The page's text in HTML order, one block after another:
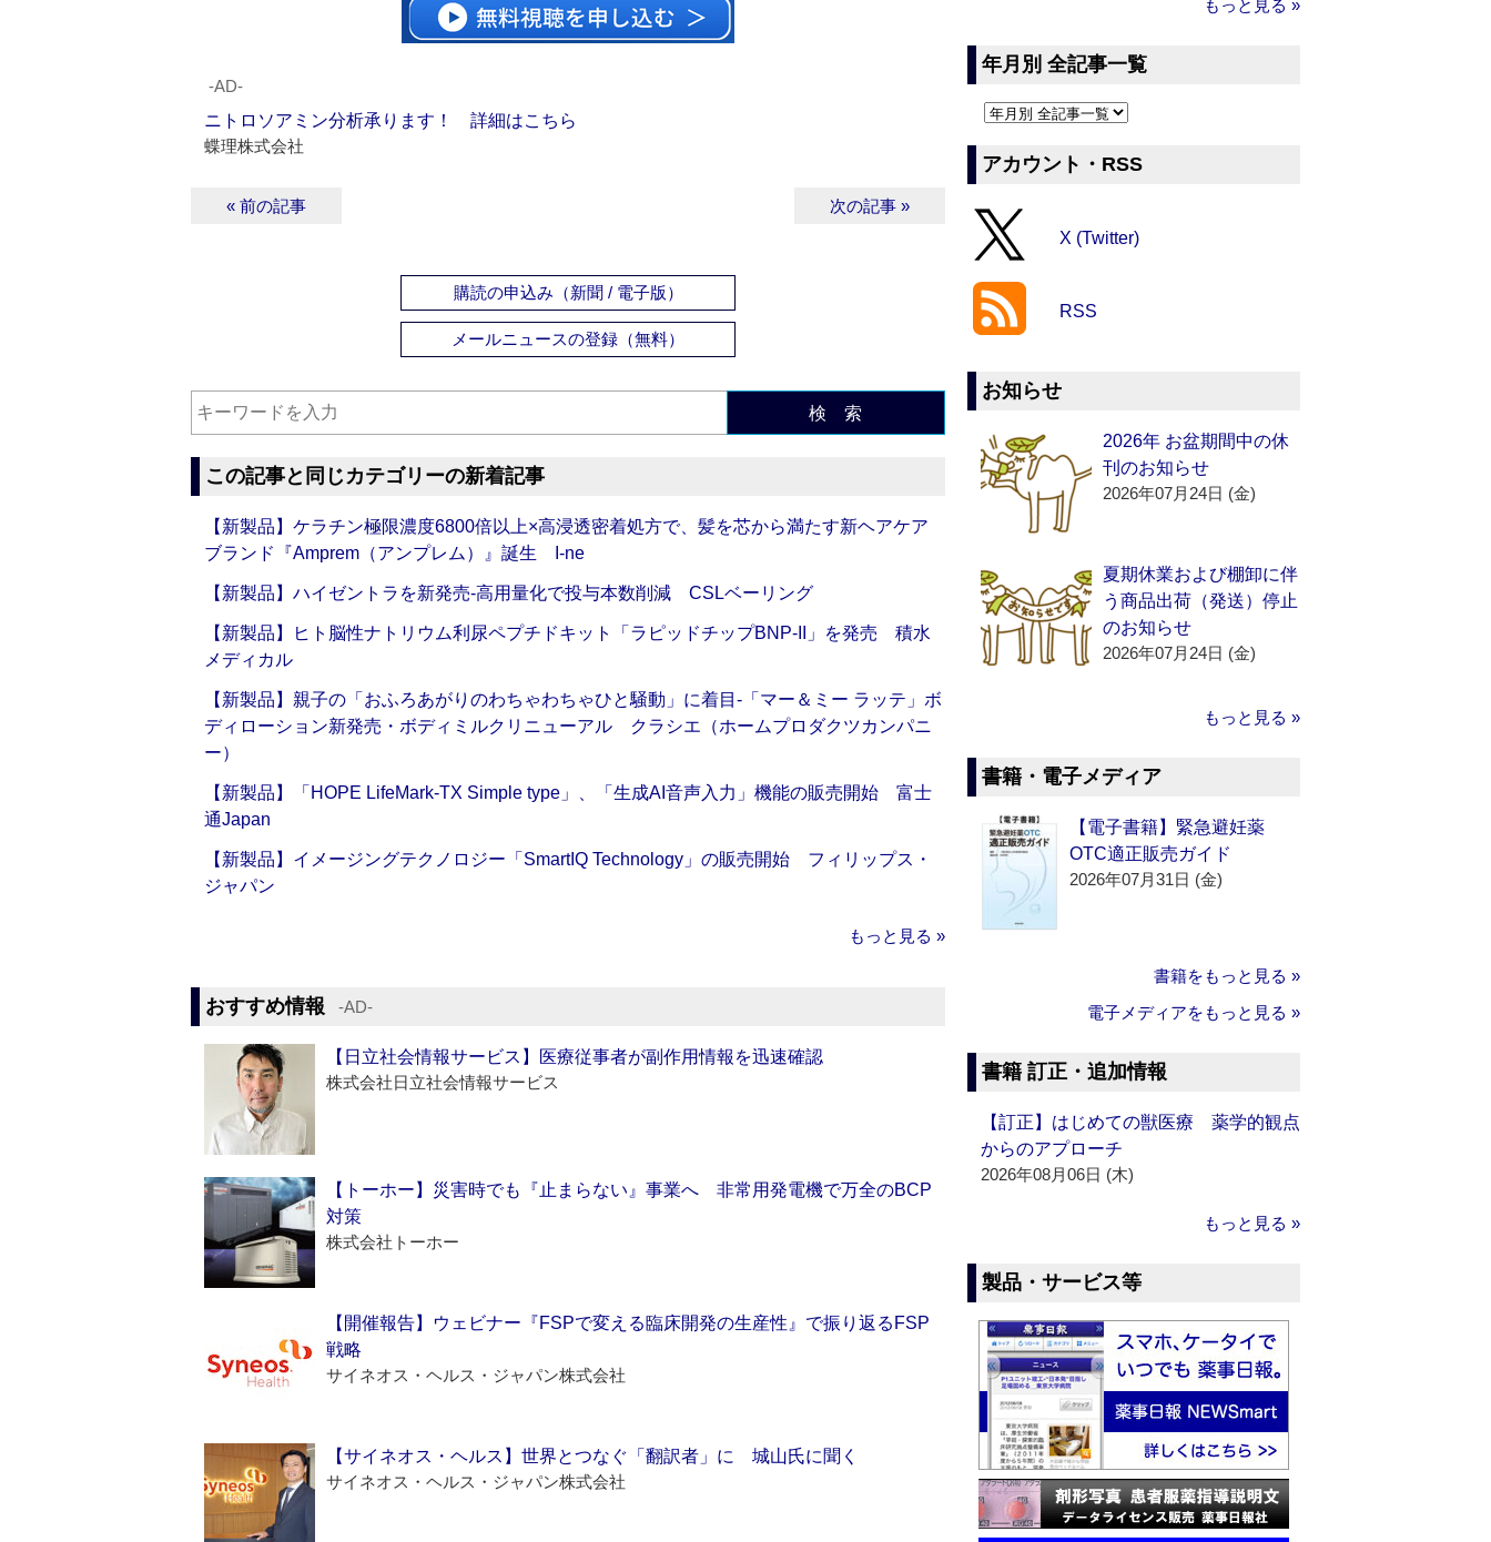
‐AD‐
ニトロソアミン分析承ります！ 詳細はこちら
蝶理株式会社
« 前の記事 次の記事 »
購読の申込み（新聞 / 電子版）
メールニュースの登録（無料）
検 索
この記事と同じカテゴリーの新着記事
【新製品】ケラチン極限濃度6800倍以上×高浸透密着処方で、髪を芯から満たす新ヘアケア
ブランド『Amprem（アンプレム）』誕生 I-ne
【新製品】ハイゼントラを新発売‐高用量化で投与本数削減 CSLベーリング
【新製品】ヒト脳性ナトリウム利尿ペプチドキット「ラピッドチップBNP-II」を発売 積水
メディカル
【新製品】親子の「おふろあがりのわちゃわちゃひと騒動」に着目‐「マー＆ミー ラッテ」ボ
ディローション新発売・ボディミルクリニューアル クラシエ（ホームプロダクツカンパニ
ー）
【新製品】「HOPE LifeMark-TX Simple type」、「生成AI音声入力」機能の販売開始 富士
通Japan
【新製品】イメージングテクノロジー「SmartIQ Technology」の販売開始 フィリップス・
ジャパン
もっと見る »
おすすめ情報 ‐AD‐
【日立社会情報サービス】医療従事者が副作用情報を迅速確認
株式会社日立社会情報サービス
【トーホー】災害時でも『止まらない』事業へ 非常用発電機で万全のBCP
対策
株式会社トーホー
【開催報告】ウェビナー『FSPで変える臨床開発の生産性』で振り返るFSP
戦略
サイネオス・ヘルス・ジャパン株式会社
【サイネオス・ヘルス】世界とつなぐ「翻訳者」に 城山氏に聞く
サイネオス・ヘルス・ジャパン株式会社
もっと見る »
年月別 全記事一覧
アカウント・RSS
X (Twitter)
RSS
お知らせ
2026年 お盆期間中の休
刊のお知らせ
2026年07月24日 (金)
夏期休業および棚卸に伴
う商品出荷（発送）停止
のお知らせ
2026年07月24日 (金)
もっと見る »
書籍・電子メディア
【電子書籍】緊急避妊薬
OTC適正販売ガイド
2026年07月31日 (金)
書籍をもっと見る »
電子メディアをもっと見る »
書籍 訂正・追加情報
【訂正】はじめての獣医療 薬学的観点
からのアプローチ
2026年08月06日 (木)
もっと見る »
製品・サービス等